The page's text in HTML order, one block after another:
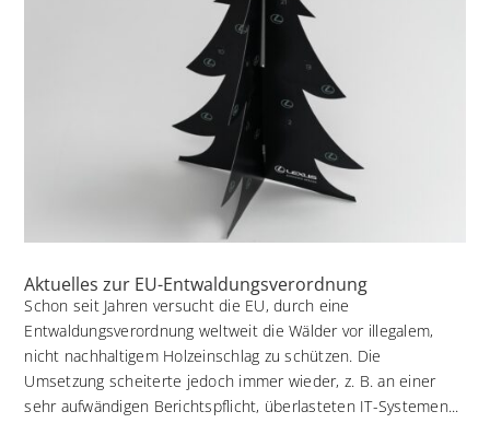
Aktuelles zur EU-Entwaldungsverordnung
Schon seit Jahren versucht die EU, durch eine
Entwaldungsverordnung weltweit die Wälder vor illegalem,
nicht nachhaltigem Holzeinschlag zu schützen. Die
Umsetzung scheiterte jedoch immer wieder, z. B. an einer
sehr aufwändigen Berichtspflicht, überlasteten IT-Systemen...